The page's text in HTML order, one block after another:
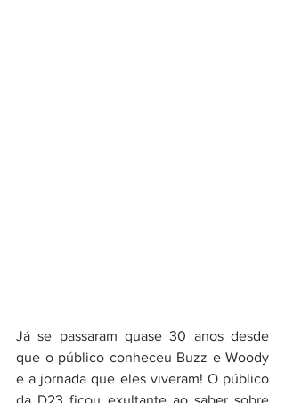
Já se passaram quase 30 anos desde
que o público conheceu Buzz e Woody
e a jornada que eles viveram! O público